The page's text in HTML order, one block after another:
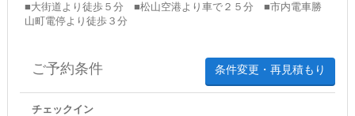
■大街道より徒歩５分 ■松山空港より車で２５分 ■市内電車勝
山町電停より徒歩３分
条件変更・再見積もり
ご予約条件
チェックイン